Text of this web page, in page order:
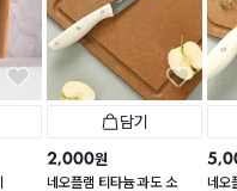
담기
2,000원
네오플램 티타늄 과도 소
네오